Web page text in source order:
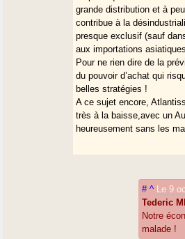
grande distribution et à
contribue à la
presque exclusif (sauf
aux importations asiatiques.
Pour ne rien dire de la
du pouvoir d’achat qui
belles stratégies !
A ce sujet encore,
très à la baisse,avec un
heureusement sans les
# ^ Le 9
Tederic
Notre
malade !